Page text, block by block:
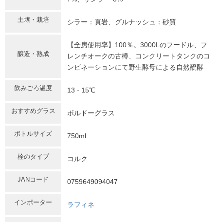
土壌・栽培 シラー：頁岩、グルナッシュ：砂質
醸造・熟成
【全房使用率】100％。3000Lのフードル、フ
レンチオークの古樽、コンクリートタンクのコ
ンビネーションにて野生酵母による自然醗酵
飲みごろ温度 13 - 15℃
おすすめグラス ボルドーグラス
ボトルサイズ 750ml
栓のタイプ コルク
JANコード 0759649094047
インポーター ラフィネ